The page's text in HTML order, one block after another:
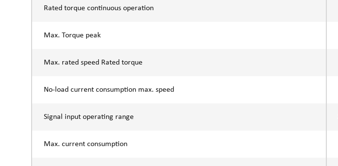
Rated torque continuous operation
Max. Torque peak
Max. rated speed Rated torque
No-load current consumption max. speed
Signal input operating range
Max. current consumption